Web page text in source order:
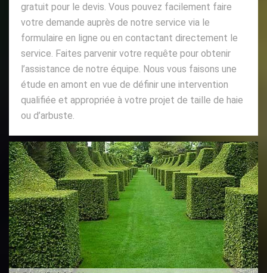
gratuit pour le devis. Vous pouvez facilement faire
votre demande auprès de notre service via le
formulaire en ligne ou en contactant directement le
service. Faites parvenir votre requête pour obtenir
l’assistance de notre équipe. Nous vous faisons une
étude en amont en vue de définir une intervention
qualifiée et appropriée à votre projet de taille de haie
ou d’arbuste.